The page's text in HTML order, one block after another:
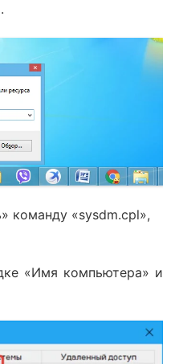
команду «sysdm.cpl»,
«Имя компьютера» и